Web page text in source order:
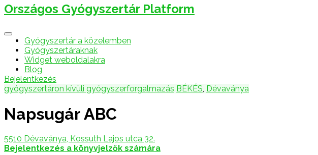
Országos Gyógyszertár Platform
Gyógyszertár a közelemben
Gyógyszertáraknak
Widget weboldalakra
Blog
Bejelentkezés
gyógyszertáron kívüli gyógyszerforgalmazás BÉKÉS, Dévaványa
Napsugár ABC
5510 Dévaványa, Kossuth Lajos utca 32.
Bejelentkezés a könyvjelzők számára